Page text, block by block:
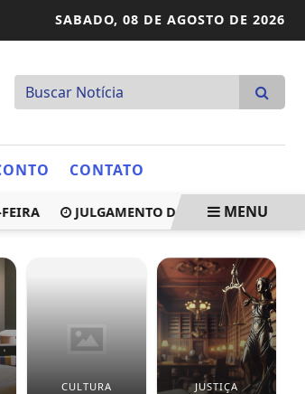
SABADO, 08 DE AGOSTO DE 2026
CONTATO
JULGAMENTO DO CASO GRITZBACH É
MENU
CULTURA JUSTIÇA